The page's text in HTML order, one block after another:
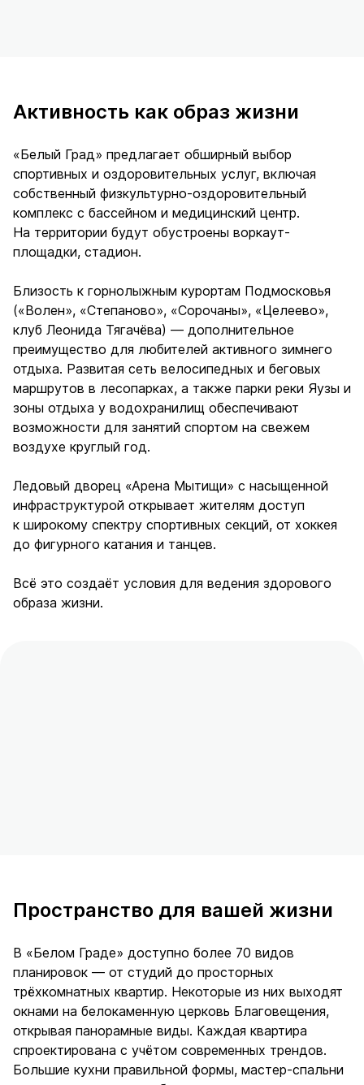
Активность как образ жизни
«Белый Град» предлагает обширный выбор
спортивных и оздоровительных услуг, включая
собственный физкультурно-оздоровительный
комплекс с бассейном и медицинский центр.
На территории будут обустроены воркаут-
площадки, стадион.
Близость к горнолыжным курортам Подмосковья
(«Волен», «Степаново», «Сорочаны», «Целеево»,
клуб Леонида Тягачёва) — дополнительное
преимущество для любителей активного зимнего
отдыха. Развитая сеть велосипедных и беговых
маршрутов в лесопарках, а также парки реки Яузы и
зоны отдыха у водохранилищ обеспечивают
возможности для занятий спортом на свежем
воздухе круглый год.
Ледовый дворец «Арена Мытищи» с насыщенной
инфраструктурой открывает жителям доступ
к широкому спектру спортивных секций, от хоккея
до фигурного катания и танцев.
Всё это создаёт условия для ведения здорового
образа жизни.
Пространство для вашей жизни
В «Белом Граде» доступно более 70 видов
планировок — от студий до просторных
трёхкомнатных квартир. Некоторые из них выходят
окнами на белокаменную церковь Благовещения,
открывая панорамные виды. Каждая квартира
спроектирована с учётом современных трендов.
Большие кухни правильной формы, мастер-спальни